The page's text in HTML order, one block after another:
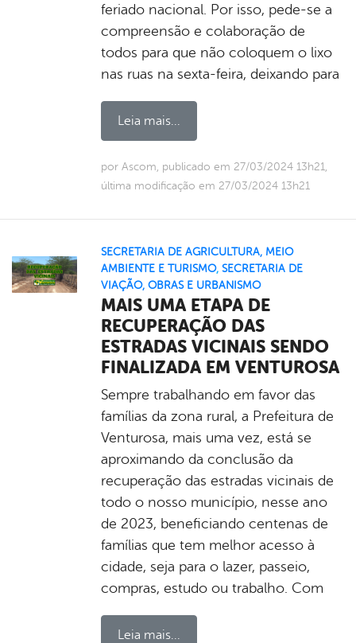
feriado nacional. Por isso, pede-se a
compreensão e colaboração de
todos para que não coloquem o lixo
nas ruas na sexta-feira, deixando para
Leia mais...
por Ascom, publicado em 27/03/2024 13h21,
última modificação em 27/03/2024 13h21
SECRETARIA DE AGRICULTURA, MEIO
AMBIENTE E TURISMO, SECRETARIA DE
VIAÇÃO, OBRAS E URBANISMO
MAIS UMA ETAPA DE
RECUPERAÇÃO DAS
ESTRADAS VICINAIS SENDO
FINALIZADA EM VENTUROSA
Sempre trabalhando em favor das
famílias da zona rural, a Prefeitura de
Venturosa, mais uma vez, está se
aproximando da conclusão da
recuperação das estradas vicinais de
todo o nosso município, nesse ano
de 2023, beneficiando centenas de
famílias que tem melhor acesso à
cidade, seja para o lazer, passeio,
compras, estudo ou trabalho. Com
Leia mais...